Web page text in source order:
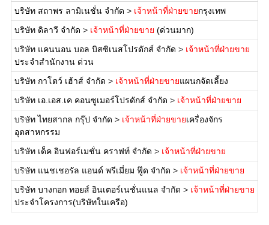
บริษัท สถาพร ลามิเนชั่น จำกัด > เจ้าหน้าที่ฝ่ายขายกรุงเทพ
บริษัท ดิลาวี จำกัด > เจ้าหน้าที่ฝ่ายขาย (ด่วนมาก)
บริษัท แคนนอน บอล บิสซิเนสโปรดักส์ จำกัด > เจ้าหน้าที่ฝ่ายขาย
ประจำสำนักงาน ด่วน
บริษัท กาโตว์ เฮ้าส์ จำกัด > เจ้าหน้าที่ฝ่ายขายแผนกจัดเลี้ยง
บริษัท เอ.เอส.เค คอนซูเมอร์โปรดักส์ จำกัด > เจ้าหน้าที่ฝ่ายขาย
บริษัท ไทยสากล กรุ๊ป จำกัด > เจ้าหน้าที่ฝ่ายขายเครื่องจักร
อุตสาหกรรม
บริษัท เด็ค อินฟอร์เมชั่น คราฟท์ จำกัด > เจ้าหน้าที่ฝ่ายขาย
บริษัท แนชเชอรัล แอนด์ พรีเมี่ยม ฟู๊ด จำกัด > เจ้าหน้าที่ฝ่ายขาย
บริษัท บางกอก ทอยส์ อินเตอร์เนชั่นแนล จำกัด > เจ้าหน้าที่ฝ่ายขาย
ประจำโครงการ(บริษัทในเครือ)